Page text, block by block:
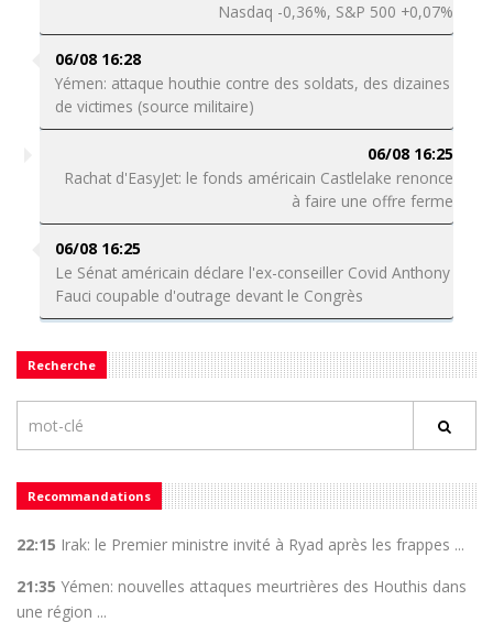
Nasdaq -0,36%, S&P 500 +0,07%
06/08 16:28
Yémen: attaque houthie contre des soldats, des dizaines
de victimes (source militaire)
06/08 16:25
Rachat d'EasyJet: le fonds américain Castlelake renonce
à faire une offre ferme
06/08 16:25
Le Sénat américain déclare l'ex-conseiller Covid Anthony
Fauci coupable d'outrage devant le Congrès
Recherche
Recommandations
22:15 Irak: le Premier ministre invité à Ryad après les frappes ...
21:35 Yémen: nouvelles attaques meurtrières des Houthis dans
une région ...